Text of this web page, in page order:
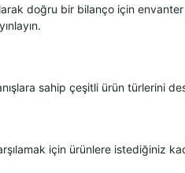
doğru bir bilanço için
sahip çeşitli ürün türlerini
için ürünlere istediğiniz